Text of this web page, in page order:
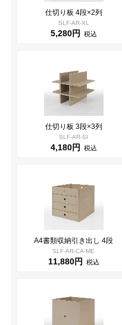
仕切り板 4段×2列
SLF-AR-XL
5,280円 税込
仕切り板 3段×3列
SLF-AR-SI
4,180円 税込
A4書類収納引き出し 4段
SLF-AR-CA-ME
11,880円 税込